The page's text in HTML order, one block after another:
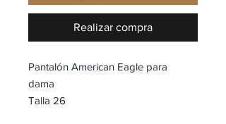
Realizar compra
Pantalón American Eagle para
dama
Talla 26